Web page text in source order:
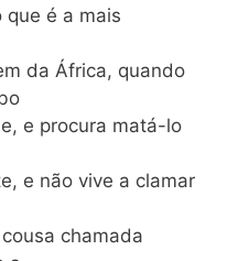
que é a mais
da África, quando
e procura matá-lo
e não vive a clamar
chamada